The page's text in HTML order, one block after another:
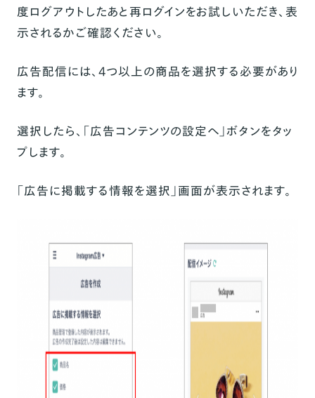
度ログアウトしたあと再ログインをお試しいただき、表
示されるかご確認ください。
広告配信には、4つ以上の商品を選択する必要があり
ます。
選択したら、「広告コンテンツの設定へ」ボタンをタッ
プします。
「広告に掲載する情報を選択」画面が表示されます。